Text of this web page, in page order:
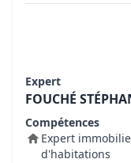
Expert
FOUCHÉ
Compétences
Expert
d'habitations